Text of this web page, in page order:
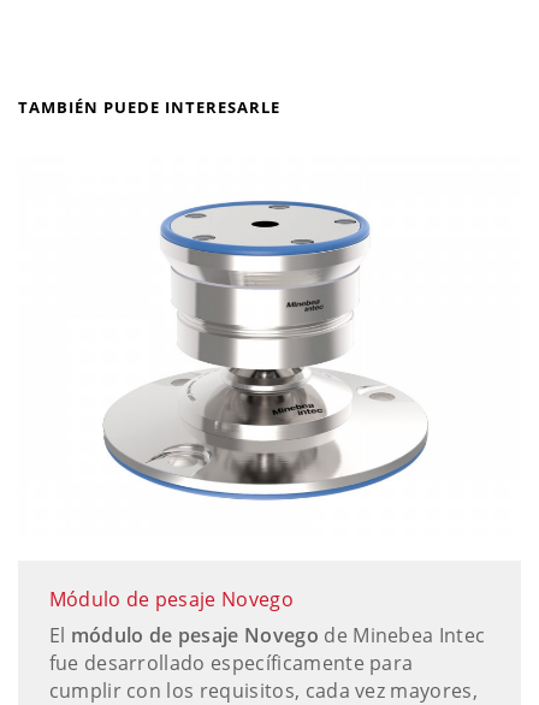
TAMBIÉN PUEDE INTERESARLE
Módulo de pesaje Novego
El módulo de pesaje Novego de Minebea Intec
fue desarrollado específicamente para
cumplir con los requisitos, cada vez mayores,